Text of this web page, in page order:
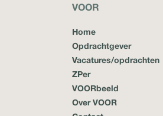
VOOR
Home
Opdrachtgever
Vacatures/opdrachten
ZPer
VOORbeeld
Over VOOR